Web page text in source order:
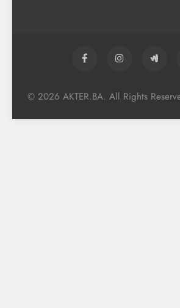
© 2026 AKTER.BA. All Rights